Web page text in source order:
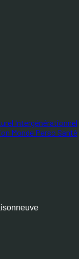
Intergénérationnel
Monde Perso Santé